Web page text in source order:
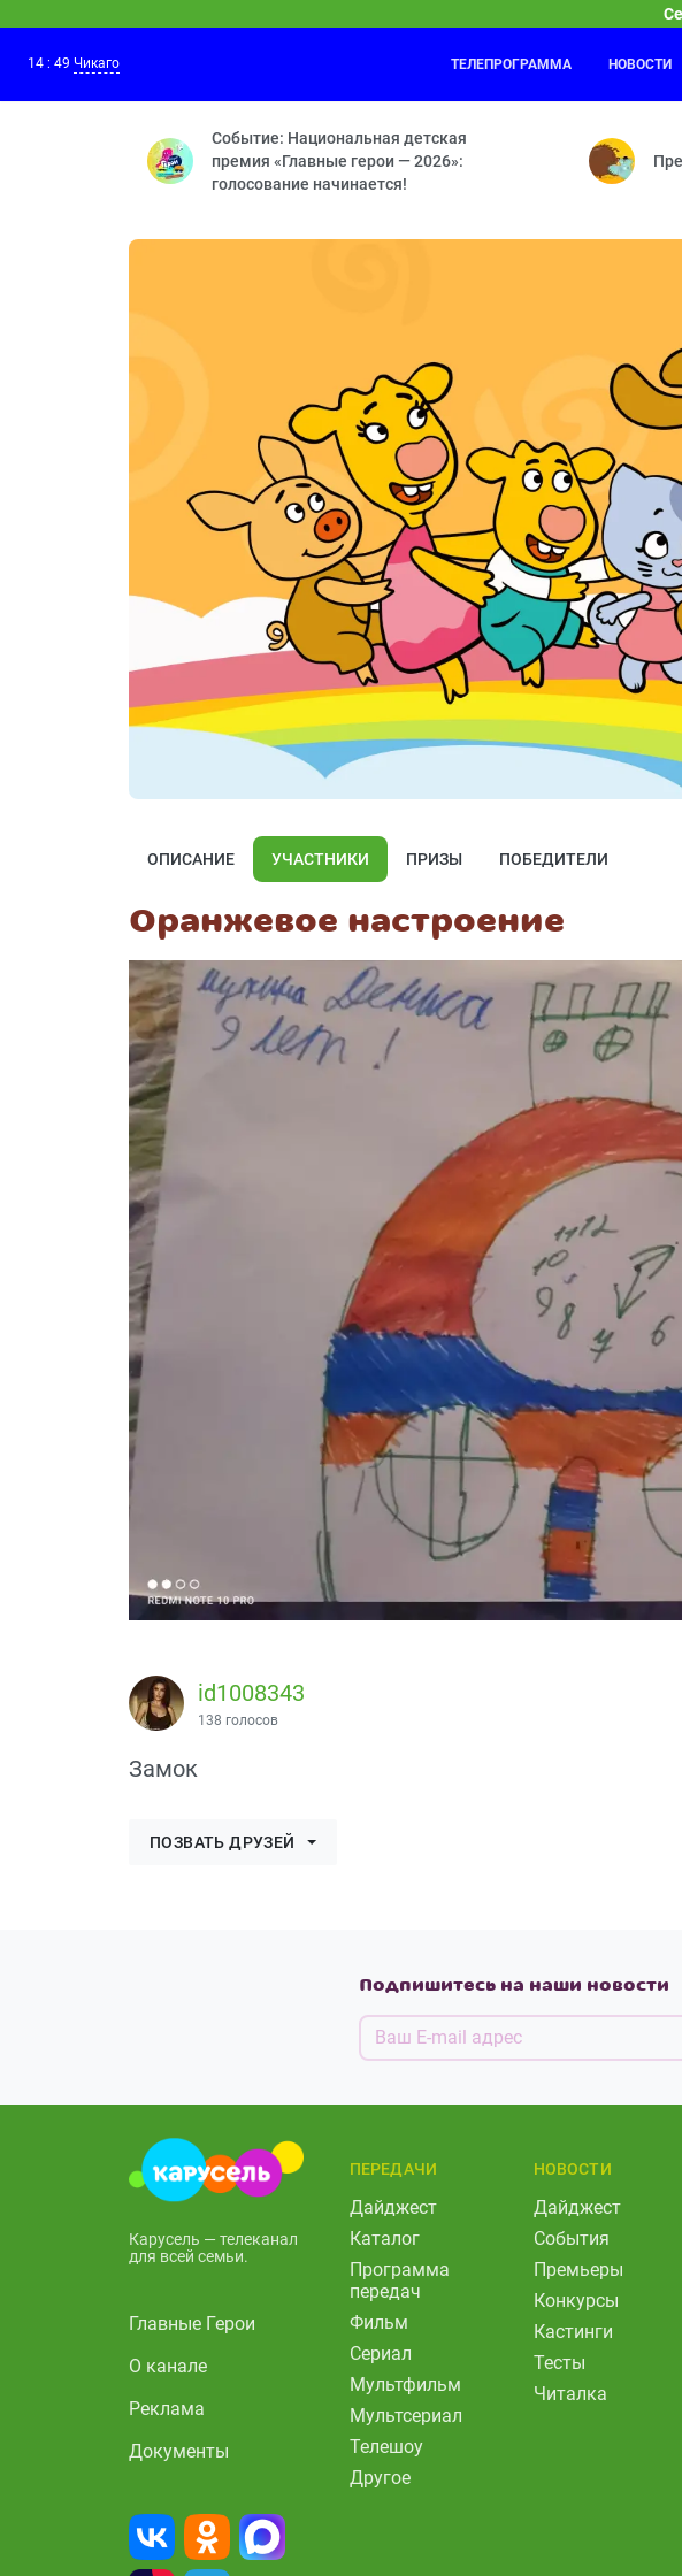
Копия — Попугай — Телевизор — Унитаз — Колесо —
14 : 49 Чикаго ТЕЛЕПРОГРАММА НОВОСТИ
Событие: Национальная детская
премия «Главные герои — 2026»:
голосование начинается!
ОПИСАНИЕ УЧАСТНИКИ ПРИЗЫ ПОБЕДИТЕЛИ
Оранжевое настроение
id1008343
138 голосов
Замок
ПОЗВАТЬ ДРУЗЕЙ
Подпишитесь на наши новости
Карусель — телеканал
для всей семьи.
Главные Герои
О канале
Реклама
Документы
ПЕРЕДАЧИ
Дайджест
Каталог
Программа
передач
Фильм
Сериал
Мультфильм
Мультсериал
Телешоу
Другое
НОВОСТИ
Дайджест
События
Премьеры
Конкурсы
Кастинги
Тесты
Читалка